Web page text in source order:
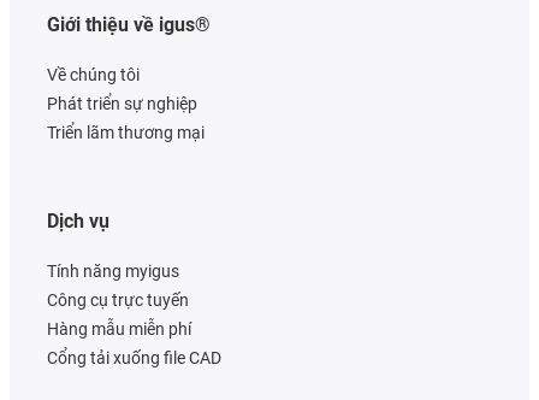
Giới thiệu về igus®
Về chúng tôi
Phát triển sự nghiệp
Triển lãm thương mại
Dịch vụ
Tính năng myigus
Công cụ trực tuyến
Hàng mẫu miễn phí
Cổng tải xuống file CAD